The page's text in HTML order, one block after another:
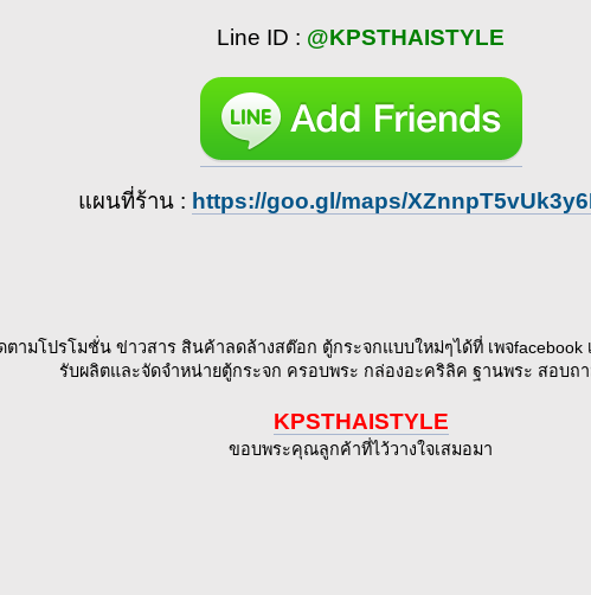
Line ID : @KPSTHAISTYLE
แผนที่ร้าน : https://goo.gl/maps/
ตามโปรโมชั่น ข่าวสาร สินค้าลดล้างสต๊อก ตู้กระจกแบบใหม่ๆได้ที่ เพจfacebook
รับผลิตและจัดจำหน่ายตู้กระจก ครอบพระ กล่องอะคริลิค ฐานพระ สอบถ
KPSTHAISTYLE
ขอบพระคุณลูกค้าที่ไว้วางใจเสมอมา